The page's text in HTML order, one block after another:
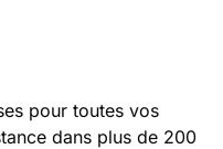
pour toutes vos
dans plus de 200